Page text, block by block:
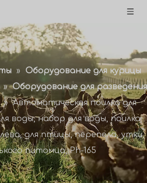
»
Оборудование для курицы
» Оборудование для разведения
» Автоматическая поилка для
воды, набор для воды, поилка
для птицы, перепела, утки,
питомца, Ph-165